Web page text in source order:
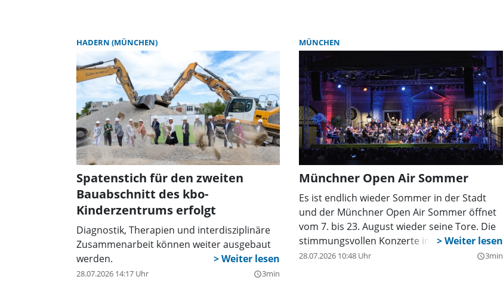
Bayern im KDFB e. V. (VSB), Eva Fuchs, sind
stolz auf 115 Schulen, die in diesem Jahr für
ihr besonderes Engagement als
„Partnerschule Verbraucherbildung Bayern“
ausgezeichnet werden. Sieben davon sind
Münchner Schulen.
HADERN (MÜNCHEN)
Spatenstich für den zweiten
Bauabschnitt des kbo-
Kinderzentrums erfolgt
Diagnostik, Therapien und interdisziplinäre
Zusammenarbeit können weiter ausgebaut
werden.
28.07.2026 14:17 Uhr query_builder3min
MÜNCHEN
Münchner Open Air Sommer
Es ist endlich wieder Sommer in der Stadt
und der Münchner Open Air Sommer öffnet
vom 7. bis 23. August wieder seine Tore. Die
stimmungsvollen Konzerte in
wunderschöner Kulisse der Münchner
28.07.2026 10:48 Uhr query_builder3min